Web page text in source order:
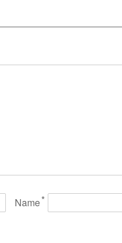
Name*